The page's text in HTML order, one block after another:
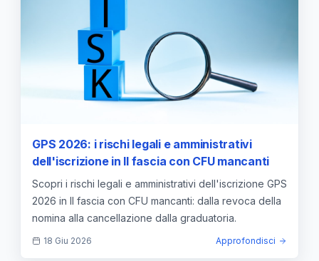
GPS 2026: i rischi legali e amministrativi
dell'iscrizione in II fascia con CFU mancanti
Scopri i rischi legali e amministrativi dell'iscrizione GPS
2026 in II fascia con CFU mancanti: dalla revoca della
nomina alla cancellazione dalla graduatoria.
18 Giu 2026 Approfondisci